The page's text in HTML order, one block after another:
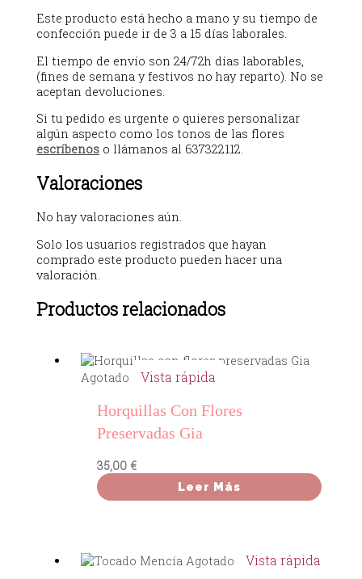
Este producto está hecho a mano y su tiempo de
confección puede ir de 3 a 15 días laborales.
El tiempo de envío son 24/72h días laborables,
(fines de semana y festivos no hay reparto). No se
aceptan devoluciones.
Si tu pedido es urgente o quieres personalizar
algún aspecto como los tonos de las flores
escríbenos o llámanos al 637322112.
Valoraciones
No hay valoraciones aún.
Solo los usuarios registrados que hayan
comprado este producto pueden hacer una
valoración.
Productos relacionados
Agotado Vista rápida
Horquillas Con Flores
Preservadas Gia
35,00 €
Leer Más
Agotado Vista rápida